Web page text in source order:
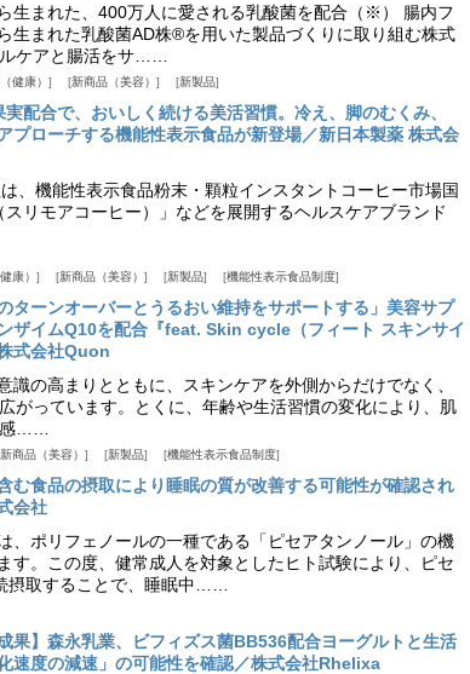
生まれた、400万人に愛される乳酸菌を配合（※） 腸内フ
生まれた乳酸菌AD株®を用いた製品づくりに取り組む株式
ケアと腸活をサ……
健康） 新商品（美容） 新製品
配合で、おいしく続ける美活習慣。冷え、脚のむくみ、
プローチする機能性表示食品が新登場／新日本製薬 株式会
、機能性表示食品粉末・顆粒インスタントコーヒー市場国
リモアコーヒー）」などを展開するヘルスケアブランド
康） 新商品（美容） 新製品 機能性表示食品制度
ターンオーバーとうるおい維持をサポートする」美容サプ
ザイムQ10を配合『feat. Skin cycle（フィート スキンサイ
式会社Quon
識の高まりとともに、スキンケアを外側からだけでなく、
がっています。とくに、年齢や生活習慣の変化により、肌
……
新商品（美容） 新製品 機能性表示食品制度
む食品の摂取により睡眠の質が改善する可能性が確認され
会社
、ポリフェノールの一種である「ピセアタンノール」の機
す。この度、健常成人を対象としたヒト試験により、ピセ
摂取することで、睡眠中……
果】森永乳業、ビフィズス菌BB536配合ヨーグルトと生活
速度の減速」の可能性を確認／株式会社Rhelixa